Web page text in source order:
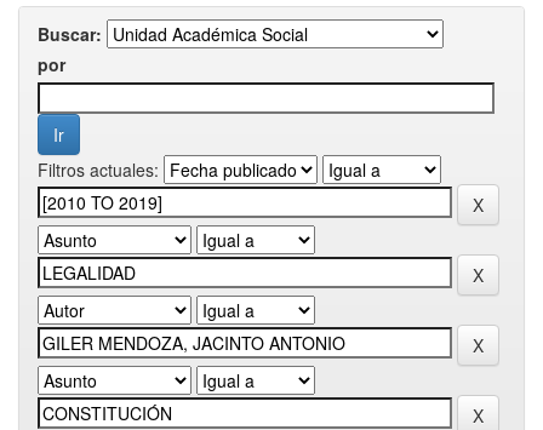
Buscar:
por
Filtros actuales: